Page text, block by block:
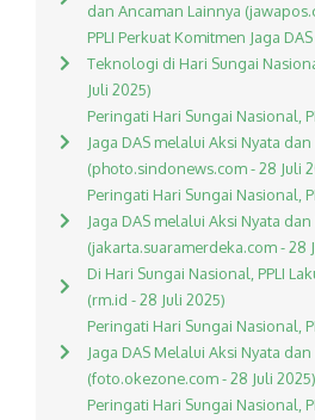
dan Ancaman Lainnya
PPLI Perkuat Komitmen Jaga
Teknologi di Hari Sungai
Juli 2025)
Peringati Hari Sungai Nasional,
Jaga DAS melalui Aksi Nyata
(photo.sindonews.com - 28 Juli
Peringati Hari Sungai Nasional,
Jaga DAS melalui Aksi Nyata
(jakarta.suaramerdeka.com - 28
Di Hari Sungai Nasional, PPLI
(rm.id - 28 Juli 2025)
Peringati Hari Sungai Nasional,
Jaga DAS Melalui Aksi Nyata
(foto.okezone.com - 28 Juli 2025)
Peringati Hari Sungai Nasional,